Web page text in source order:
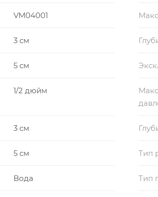
монтироваться на трубопроводе
VM04001
3 см
5 см
1/2 дюйм
3 см
5 см Тип
Вода Тип